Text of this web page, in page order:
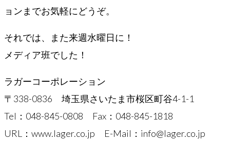
ョンまでお気軽にどうぞ。
それでは、また来週水曜日に！
メディア班でした！
ラガーコーポレーション
〒338-0836 埼玉県さいたま市桜区町谷4-1-1
Tel：048-845-0808 Fax：048-845-1818
URL：www.lager.co.jp E-Mail：info@lager.co.jp